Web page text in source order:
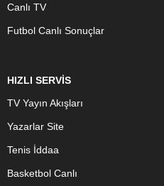
Canlı TV
Futbol Canlı Sonuçlar
HIZLI SERVİS
TV Yayın Akışları
Yazarlar Site
Tenis İddaa
Basketbol Canlı